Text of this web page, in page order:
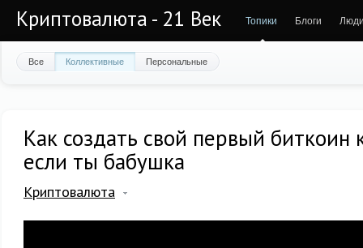
Криптовалюта - 21 Век Топики Блоги
Все Коллективные Персональные
Как создать свой первый биткоин
если ты бабушка
Криптовалюта